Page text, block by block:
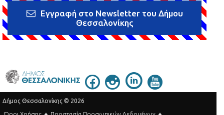
Εγγραφή στο Newsletter του Δήμου
Θεσσαλονίκης
Δήμος Θεσσαλονίκης © 2026
Όροι Χρήσης
Προστασία Προσωπικών Δεδομένων